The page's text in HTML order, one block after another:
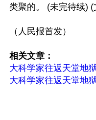
类聚的。 (未完待续) (
（人民报首发）
相关文章：
大科学家往返天堂地
大科学家往返天堂地